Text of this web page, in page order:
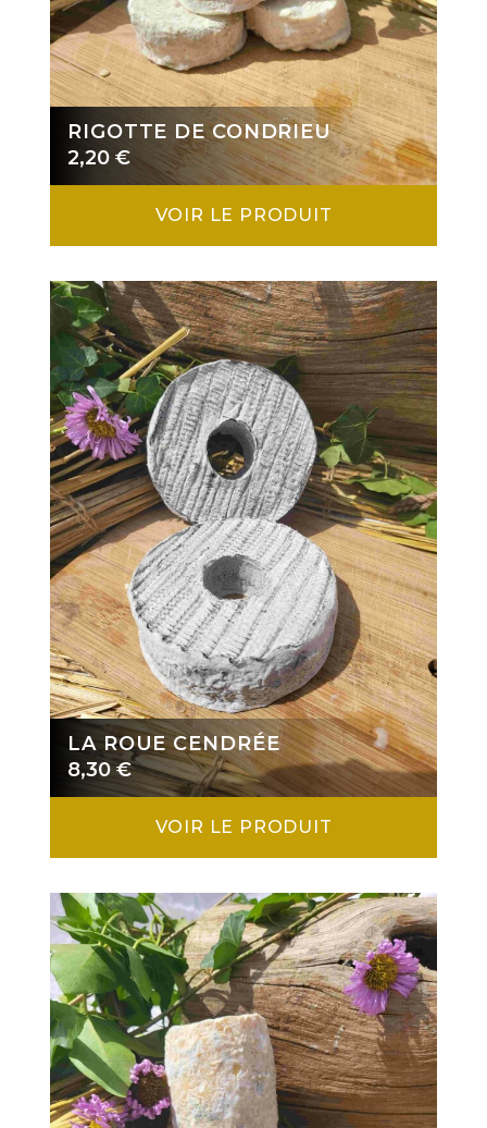
RIGOTTE DE CONDRIEU
2,20 €
VOIR LE PRODUIT
LA ROUE CENDRÉE
8,30 €
VOIR LE PRODUIT